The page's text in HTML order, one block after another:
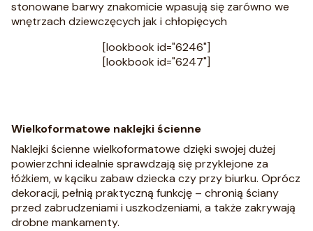
stonowane barwy znakomicie wpasują się zarówno we
wnętrzach dziewczęcych jak i chłopięcych
[lookbook id="6246"]
[lookbook id="6247"]
Wielkoformatowe naklejki ścienne
Naklejki ścienne wielkoformatowe dzięki swojej dużej
powierzchni idealnie sprawdzają się przyklejone za
łóżkiem, w kąciku zabaw dziecka czy przy biurku. Oprócz
dekoracji, pełnią praktyczną funkcję – chronią ściany
przed zabrudzeniami i uszkodzeniami, a także zakrywają
drobne mankamenty.